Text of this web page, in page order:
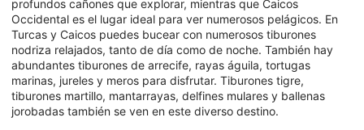
profundos cañones que explorar, mientras que Caicos
Occidental es el lugar ideal para ver numerosos pelágicos. En
Turcas y Caicos puedes bucear con numerosos tiburones
nodriza relajados, tanto de día como de noche. También hay
abundantes tiburones de arrecife, rayas águila, tortugas
marinas, jureles y meros para disfrutar. Tiburones tigre,
tiburones martillo, mantarrayas, delfines mulares y ballenas
jorobadas también se ven en este diverso destino.